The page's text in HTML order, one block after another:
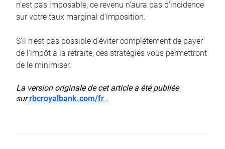
n’est pas imposable, ce revenu n’aura pas d’incidence
sur votre taux marginal d’imposition.
S’il n’est pas possible d’éviter complètement de payer
de l’impôt à la retraite, ces stratégies vous permettront
de le minimiser.
La version originale de cet article a été publiée
surrbcroyalbank.com/fr .